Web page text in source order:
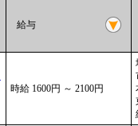
給与
時給 1600円 ～ 2100円